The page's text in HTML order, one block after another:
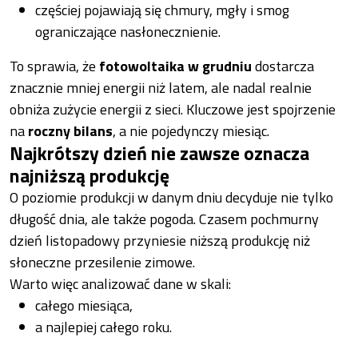
częściej pojawiają się chmury, mgły i smog
ograniczające nasłonecznienie.
To sprawia, że fotowoltaika w grudniudostarcza
znacznie mniej energii niż latem, ale nadal realnie
obniża zużycie energii z sieci. Kluczowe jest spojrzenie
naroczny bilans, a nie pojedynczy miesiąc.
Najkrótszy dzień nie zawsze oznacza
najniższą produkcję
O poziomie produkcji w danym dniu decyduje nie tylko
długość dnia, ale także pogoda. Czasem pochmurny
dzień listopadowy przyniesie niższą produkcję niż
słoneczne przesilenie zimowe.
Warto więc analizować dane w skali:
całego miesiąca,
a najlepiej całego roku.